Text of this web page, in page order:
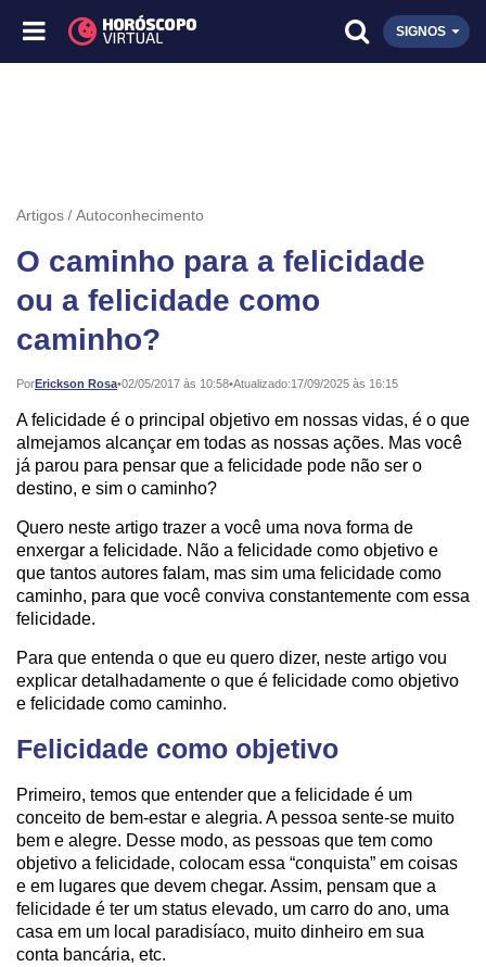
SIGNOS
Artigos Autoconhecimento
O caminho para a felicidade
ou a felicidade como
caminho?
PorErickson Rosa•
Publicado: 02/05/2017 às 10:58•Atualizado:17/09/2025 às 16:15
A felicidade é o principal objetivo em nossas vidas, é o que
almejamos alcançar em todas as nossas ações. Mas você
já parou para pensar que a felicidade pode não ser o
destino, e sim o caminho?
Quero neste artigo trazer a você uma nova forma de
enxergar a felicidade. Não a felicidade como objetivo e
que tantos autores falam, mas sim uma felicidade como
caminho, para que você conviva constantemente com essa
felicidade.
Para que entenda o que eu quero dizer, neste artigo vou
explicar detalhadamente o que é felicidade como objetivo
e felicidade como caminho.
Felicidade como objetivo
Primeiro, temos que entender que a felicidade é um
conceito de bem-estar e alegria. A pessoa sente-se muito
bem e alegre. Desse modo, as pessoas que tem como
objetivo a felicidade, colocam essa “conquista” em coisas
e em lugares que devem chegar. Assim, pensam que a
felicidade é ter um status elevado, um carro do ano, uma
casa em um local paradisíaco, muito dinheiro em sua
conta bancária, etc.